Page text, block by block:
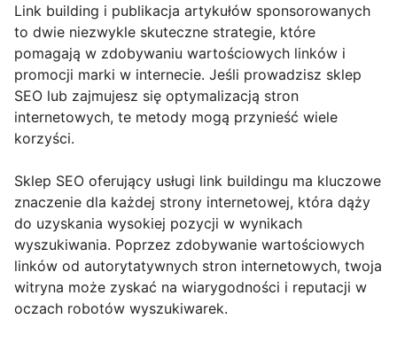
Link building i publikacja artykułów sponsorowanych
to dwie niezwykle skuteczne strategie, które
pomagają w zdobywaniu wartościowych linków i
promocji marki w internecie. Jeśli prowadzisz sklep
SEO lub zajmujesz się optymalizacją stron
internetowych, te metody mogą przynieść wiele
korzyści.
Sklep SEO oferujący usługi link buildingu ma kluczowe
znaczenie dla każdej strony internetowej, która dąży
do uzyskania wysokiej pozycji w wynikach
wyszukiwania. Poprzez zdobywanie wartościowych
linków od autorytatywnych stron internetowych, twoja
witryna może zyskać na wiarygodności i reputacji w
oczach robotów wyszukiwarek.